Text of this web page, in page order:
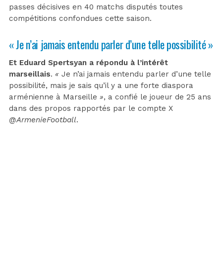
passes décisives en 40 matchs disputés toutes
compétitions confondues cette saison.
« Je n’ai jamais entendu parler d’une telle possibilité »
Et Eduard Spertsyan a répondu à l’intérêt
marseillais. « Je n’ai jamais entendu parler d’une telle
possibilité, mais je sais qu’il y a une forte diaspora
arménienne à Marseille », a confié le joueur de 25 ans
dans des propos rapportés par le compte X
@ArmenieFootball.